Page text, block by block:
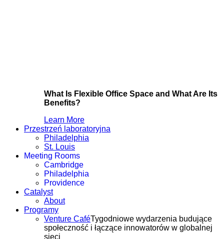
What Is Flexible Office Space and What Are Its
Benefits?
Learn More
Przestrzeń laboratoryjna
Philadelphia
St. Louis
Meeting Rooms
Cambridge
Philadelphia
Providence
Catalyst
About
Programy
Venture CaféTygodniowe wydarzenia budujące
społeczność i łączące innowatorów w globalnej
sieci